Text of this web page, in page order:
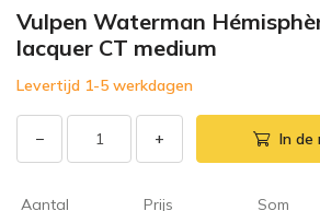
Vulpen Waterman
lacquer CT medium
Levertijd 1-5 werkdagen
− + In de
Aantal Prijs Som